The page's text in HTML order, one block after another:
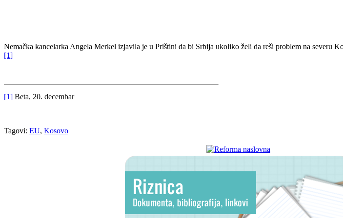
Nemačka kancelarka Angela Merkel izjavila je u Prištini da bi Srbija ukoliko želi da reši problem na severu
[1]
[1] Beta, 20. decembar
Tagovi: EU, Kosovo